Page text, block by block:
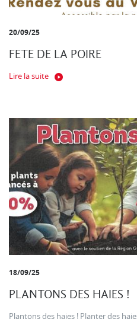
20/09/25
FETE DE LA POIRE
Lire la suite
18/09/25
PLANTONS DES HAIES !
Plantons des haies ! Planter des